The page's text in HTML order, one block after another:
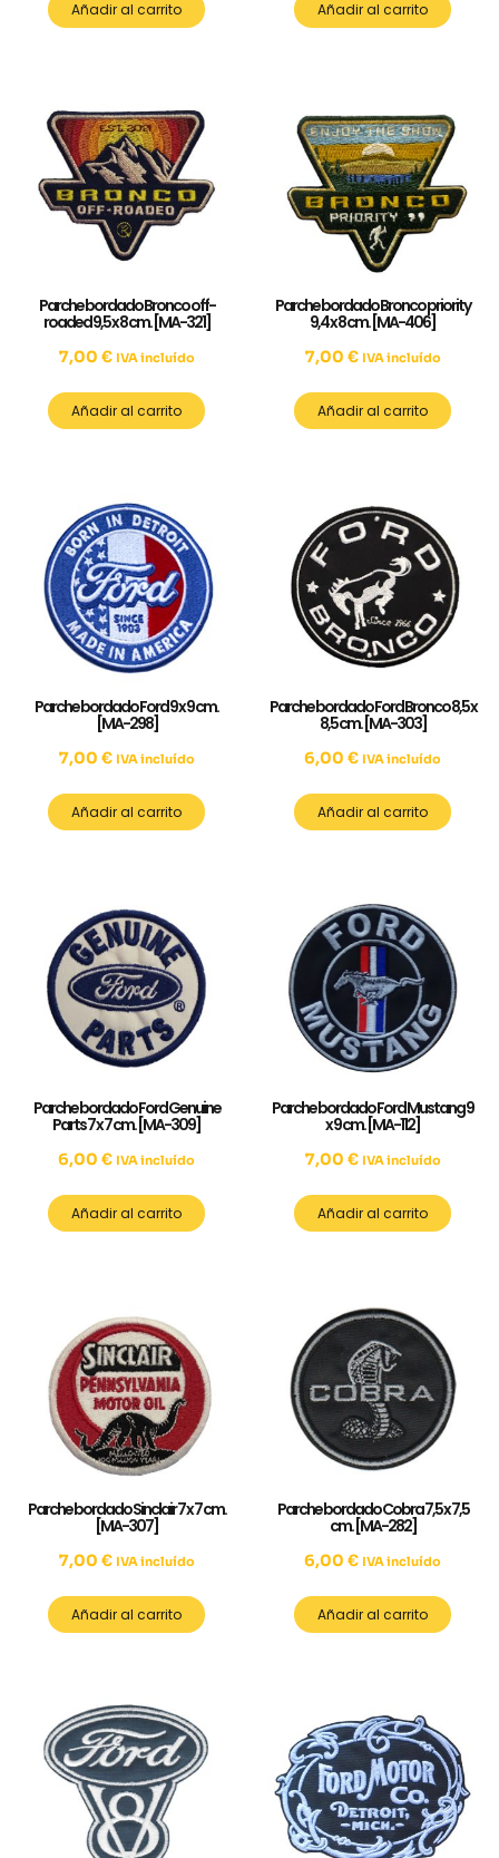
Añadir al carrito Añadir al carrito
Parche bordado Bronco off-
roaded 9,5 x 8 cm. [MA-321]
7,00 € IVA incluído
Añadir al carrito
Parche bordado Bronco priority
9,4 x 8 cm. [MA-406]
7,00 € IVA incluído
Añadir al carrito
Parche bordado Ford 9 x 9 cm.
[MA-298]
7,00 € IVA incluído
Añadir al carrito
Parche bordado Ford Bronco 8,5 x
8,5 cm. [MA-303]
6,00 € IVA incluído
Añadir al carrito
Parche bordado Ford Genuine
Parts 7 x 7 cm. [MA-309]
6,00 € IVA incluído
Añadir al carrito
Parche bordado Ford Mustang 9
x 9 cm. [MA-112]
7,00 € IVA incluído
Añadir al carrito
Parche bordado Sinclair 7 x 7 cm.
[MA-307]
7,00 € IVA incluído
Añadir al carrito
Parche bordado Cobra 7,5 x 7,5
cm. [MA-282]
6,00 € IVA incluído
Añadir al carrito